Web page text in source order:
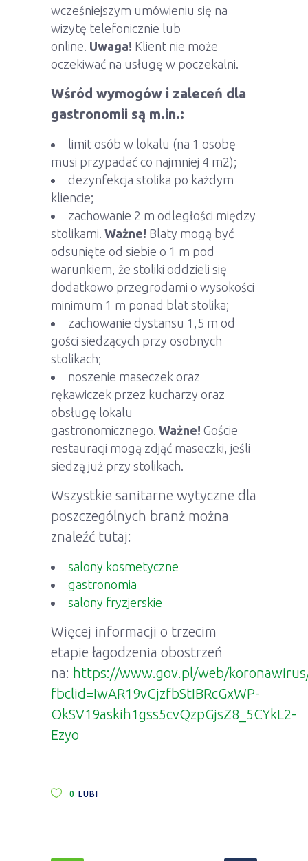
wcześniejszym umówieniu się na
wizytę telefonicznie lub
online. Uwaga! Klient nie może
oczekiwać na usługę w poczekalni.
Wśród wymogów i zaleceń dla
gastronomii są m.in.:
limit osób w lokalu (na 1 osobę
musi przypadać co najmniej 4 m2);
dezynfekcja stolika po każdym
kliencie;
zachowanie 2 m odległości między
stolikami. Ważne! Blaty mogą być
odsunięte od siebie o 1 m pod
warunkiem, że stoliki oddzieli się
dodatkowo przegrodami o wysokości
minimum 1 m ponad blat stolika;
zachowanie dystansu 1,5 m od
gości siedzących przy osobnych
stolikach;
noszenie maseczek oraz
rękawiczek przez kucharzy oraz
obsługę lokalu
gastronomicznego. Ważne! Goście
restauracji mogą zdjąć maseczki, jeśli
siedzą już przy stolikach.
Wszystkie sanitarne wytyczne dla
poszczególnych branż można
znaleźć tutaj:
salony kosmetyczne
gastronomia
salony fryzjerskie
Więcej informacji o trzecim
etapie łagodzenia obostrzeń
na: https://www.gov.pl/web/
fbclid=IwAR19vCjzfbStIBRcGxWP-
OkSV19askih1gss5cvQzpGjsZ8_5CYkL2-
Ezyo
0 LUBI